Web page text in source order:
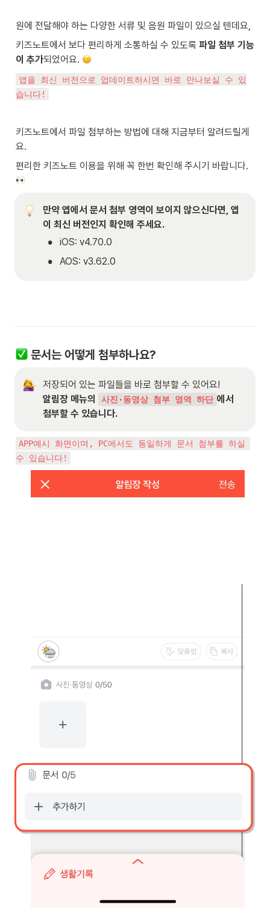
원에 전달해야 하는 다양한 서류 및 음원 파일이 있으실 텐데요,
키즈노트에서 보다 편리하게 소통하실 수 있도록 파일 첨부 기능
이 추가되었어요.
앱을 최신 버전으로 업데이트하시면 바로 만나보실 수 있
습니다!
키즈노트에서 파일 첨부하는 방법에 대해 지금부터 알려드릴게
요.
편리한 키즈노트 이용을 위해 꼭 한번 확인해 주시기 바랍니다.
만약 앱에서 문서 첨부 영역이 보이지 않으신다면, 앱
이 최신 버전인지 확인해 주세요.
• iOS: v4.70.0
• AOS: v3.62.0
문서는 어떻게 첨부하나요?
알림장 메뉴의
사진·동영상 첨부 영역 하단 에서
첨부할 수 있습니다.
APP예시 화면이며, PC에서도 동일하게 문서 첨부를 하실
수 있습니다!